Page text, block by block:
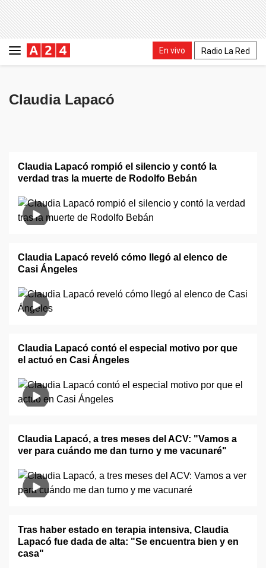
En vivo Radio La Red
Claudia Lapacó
Claudia Lapacó rompió el silencio y contó la
verdad tras la muerte de Rodolfo Bebán
Claudia Lapacó reveló cómo llegó al elenco de
Casi Ángeles
Claudia Lapacó contó el especial motivo por que
el actuó en Casi Ángeles
Claudia Lapacó, a tres meses del ACV: "Vamos a
ver para cuándo me dan turno y me vacunaré"
Tras haber estado en terapia intensiva, Claudia
Lapacó fue dada de alta: "Se encuentra bien y en
casa"